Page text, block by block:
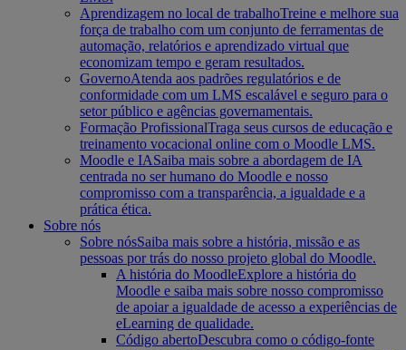
Aprendizagem no local de trabalhoTreine e melhore sua
força de trabalho com um conjunto de ferramentas de
automação, relatórios e aprendizado virtual que
economizam tempo e geram resultados.
GovernoAtenda aos padrões regulatórios e de
conformidade com um LMS escalável e seguro para o
setor público e agências governamentais.
Formação ProfissionalTraga seus cursos de educação e
treinamento vocacional online com o Moodle LMS.
Moodle e IASaiba mais sobre a abordagem de IA
centrada no ser humano do Moodle e nosso
compromisso com a transparência, a igualdade e a
prática ética.
Sobre nós
Sobre nósSaiba mais sobre a história, missão e as
pessoas por trás do nosso projeto global do Moodle.
A história do MoodleExplore a história do
Moodle e saiba mais sobre nosso compromisso
de apoiar a igualdade de acesso a experiências de
eLearning de qualidade.
Código abertoDescubra como o código-fonte